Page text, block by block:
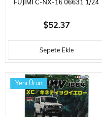
FUJIMI C-NX-16 06631 1/24
ÖLÇEK, SUZUKI JIMNY JB23
(RAND VENTURE/PEARL
WHITE), CIP PLASTIK MODEL
KITI
$52.37
Sepete Ekle
Yeni Ürün